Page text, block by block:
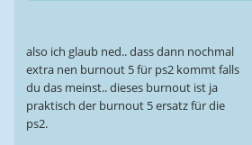
also ich glaub ned.. dass dann nochmal
extra nen burnout 5 für ps2 kommt falls
du das meinst.. dieses burnout ist ja
praktisch der burnout 5 ersatz für die
ps2.